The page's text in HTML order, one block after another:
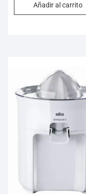
Añadir al carrito